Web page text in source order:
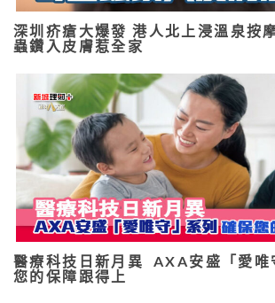
深圳疥瘡大爆發 港人北上浸溫泉按
蟲鑽入皮膚惹全家
醫療科技日新月異 AXA安盛「愛唯
您的保障跟得上